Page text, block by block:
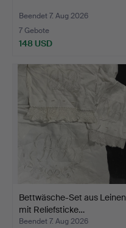
Beendet 7. Aug 2026
7 Gebote
148 USD
Bettwäsche-Set aus Leinen
mit Reliefsticke…
Beendet 7. Aug 2026